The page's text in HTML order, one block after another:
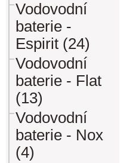
Vodovodní
baterie -
Espirit (24)
Vodovodní
baterie - Flat
(13)
Vodovodní
baterie - Nox
(4)